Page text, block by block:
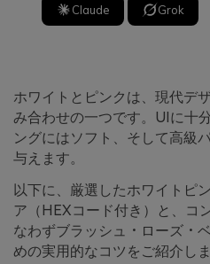
Claude Grok
ホワイトとピンクは、現代デ
み合わせの一つです。UIに十
ングにはソフト、そして高級
与えます。
以下に、厳選したホワイトピ
ア（HEXコード付き）と、コ
なわずブラッシュ・ローズ・
めの実用的なコツをご紹介しま